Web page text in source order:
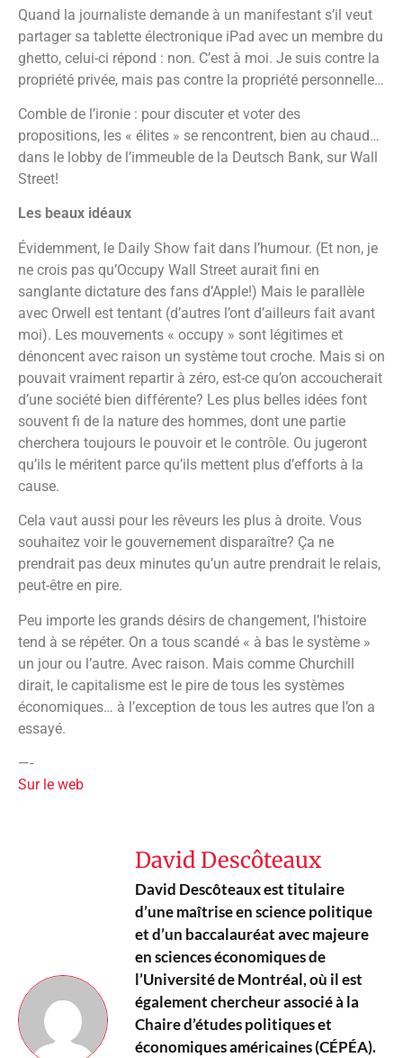
Quand la journaliste demande à un manifestant s’il veut
partager sa tablette électronique iPad avec un membre du
ghetto, celui-ci répond : non. C’est à moi. Je suis contre la
propriété privée, mais pas contre la propriété personnelle…
Comble de l’ironie : pour discuter et voter des
propositions, les « élites » se rencontrent, bien au chaud…
dans le lobby de l’immeuble de la Deutsch Bank, sur Wall
Street!
Les beaux idéaux
Évidemment, le Daily Show fait dans l’humour. (Et non, je
ne crois pas qu’Occupy Wall Street aurait fini en
sanglante dictature des fans d’Apple!) Mais le parallèle
avec Orwell est tentant (d’autres l’ont d’ailleurs fait avant
moi). Les mouvements « occupy » sont légitimes et
dénoncent avec raison un système tout croche. Mais si on
pouvait vraiment repartir à zéro, est-ce qu’on accoucherait
d’une société bien différente? Les plus belles idées font
souvent fi de la nature des hommes, dont une partie
cherchera toujours le pouvoir et le contrôle. Ou jugeront
qu’ils le méritent parce qu’ils mettent plus d’efforts à la
cause.
Cela vaut aussi pour les rêveurs les plus à droite. Vous
souhaitez voir le gouvernement disparaître? Ça ne
prendrait pas deux minutes qu’un autre prendrait le relais,
peut-être en pire.
Peu importe les grands désirs de changement, l’histoire
tend à se répéter. On a tous scandé « à bas le système »
un jour ou l’autre. Avec raison. Mais comme Churchill
dirait, le capitalisme est le pire de tous les systèmes
économiques… à l’exception de tous les autres que l’on a
essayé.
—-
Sur le web
David Descôteaux
David Descôteaux est titulaire
d’une maîtrise en science politique
et d’un baccalauréat avec majeure
en sciences économiques de
l’Université de Montréal, où il est
également chercheur associé à la
Chaire d’études politiques et
économiques américaines (CÉPÉA).